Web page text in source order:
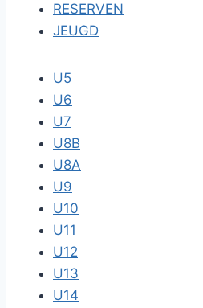
RESERVEN
JEUGD
U5
U6
U7
U8B
U8A
U9
U10
U11
U12
U13
U14